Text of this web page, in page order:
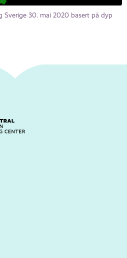
Sverige 30. mai 2020 basert på dyp